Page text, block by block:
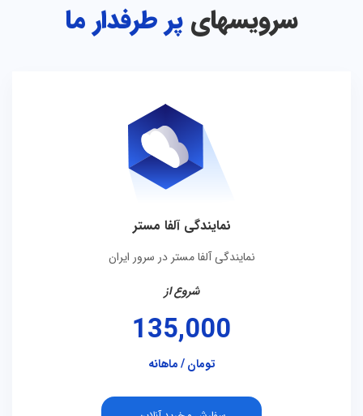
سرویسهایپر طرفدار ما
نمایندگی آلفا مستر
نمایندگی آلفا مستر در سرور ایران
شروع از
135,000
تومان / ماهانه